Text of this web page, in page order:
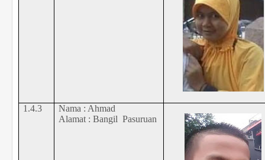
1.4.3 Nama : Ahmad
Alamat :Bangil Pasuruan